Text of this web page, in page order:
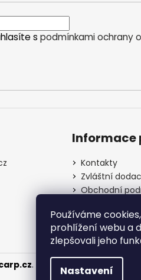
Používáme
prohlížení webu a
zlepšovali jeho
Nastavení
s podmínkami ochrany
Informace
Kontakty
Zvláštní
Obchodní
osobních
. Všechna práva vyhrazena.